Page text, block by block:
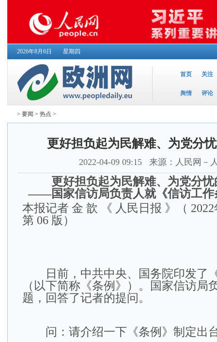
2026年8月6日 星期四
首页 关注
舆情 评论
> 要闻 > 热点 >
更好担负起为民解难、为党分
2022-04-09 09:15 来源：人民网－
更好担负起为民解难、为党分
——国家信访局负责人就《信访工作
本报记者 金 歆
《 人民日报 》（
第 06 版）
日前，中共中央、国务院印发了
（以下简称《条例》）。国家信访局
题，回答了记者的提问。
问：请介绍一下《条例》制定出